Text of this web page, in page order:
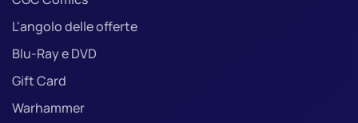
L'angolo delle offerte
Blu-Ray e DVD
Gift Card
Warhammer